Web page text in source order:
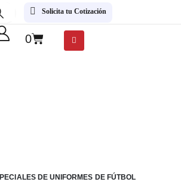
Solicita tu Cotización
0
DE UNIFORMES DE FÚTBOL